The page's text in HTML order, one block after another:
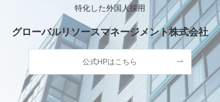
特化した外国人採用
グローバルリソースマネージメント株式会社
公式HPはこちら